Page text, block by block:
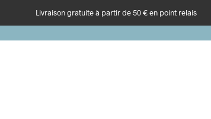
Livraison gratuite à partir de 50 € en point relais